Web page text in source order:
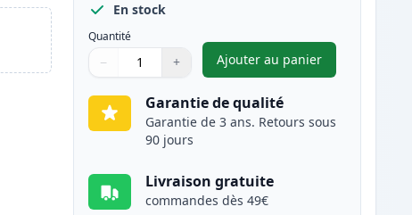
En stock
Quantité
Quantité
Utilisez les boutons pour ajuster
− +
Quantité
Ajouter au panier
,Canon 718
Garantie de qualité
Garantie de 3 ans. Retours sous
90 jours
Livraison gratuite
commandes dès 49€